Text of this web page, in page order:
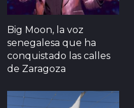
Big Moon, la voz
senegalesa que ha
conquistado las calles
de Zaragoza